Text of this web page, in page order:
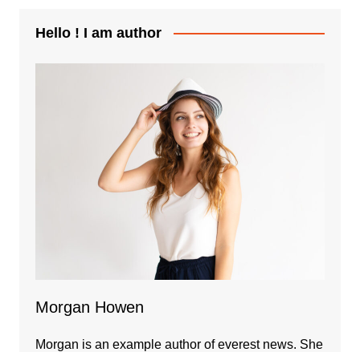
Hello ! I am author
Morgan Howen
Morgan is an example author of everest news. She